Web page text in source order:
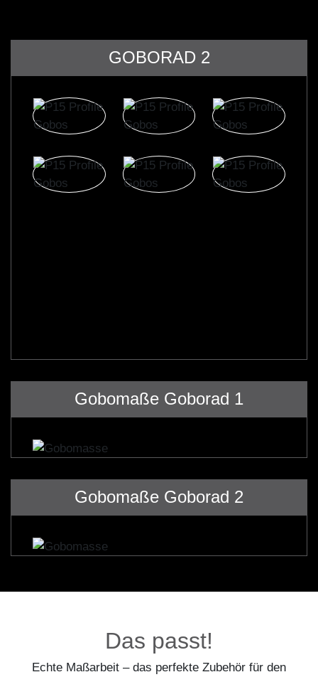
GOBORAD 2
Gobomaße Goborad 1
Gobomaße Goborad 2
Das passt!
Echte Maßarbeit – das perfekte Zubehör für den